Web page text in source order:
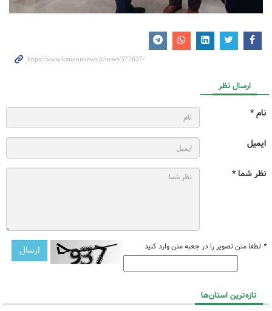
ارسال نظر
نام *
ایمیل
نظر شما *
* لطفا متن تصویر را در جعبه متن وارد کنید
تازه‌ترین استان‌ها